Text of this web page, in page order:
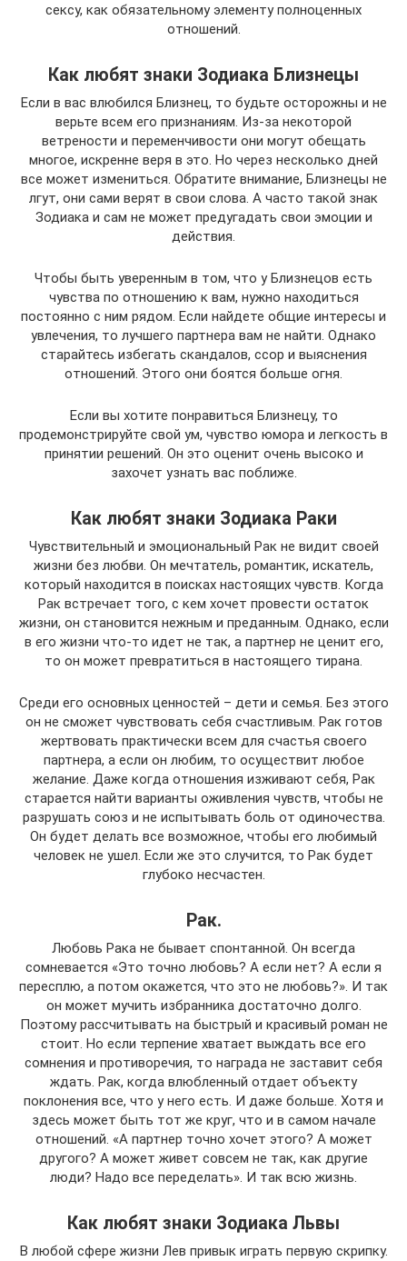
сексу, как обязательному элементу полноценных
отношений.
Как любят знаки Зодиака Близнецы
Если в вас влюбился Близнец, то будьте осторожны и не
верьте всем его признаниям. Из-за некоторой
ветрености и переменчивости они могут обещать
многое, искренне веря в это. Но через несколько дней
все может измениться. Обратите внимание, Близнецы не
лгут, они сами верят в свои слова. А часто такой знак
Зодиака и сам не может предугадать свои эмоции и
действия.
Чтобы быть уверенным в том, что у Близнецов есть
чувства по отношению к вам, нужно находиться
постоянно с ним рядом. Если найдете общие интересы и
увлечения, то лучшего партнера вам не найти. Однако
старайтесь избегать скандалов, ссор и выяснения
отношений. Этого они боятся больше огня.
Если вы хотите понравиться Близнецу, то
продемонстрируйте свой ум, чувство юмора и легкость в
принятии решений. Он это оценит очень высоко и
захочет узнать вас поближе.
Как любят знаки Зодиака Раки
Чувствительный и эмоциональный Рак не видит своей
жизни без любви. Он мечтатель, романтик, искатель,
который находится в поисках настоящих чувств. Когда
Рак встречает того, с кем хочет провести остаток
жизни, он становится нежным и преданным. Однако, если
в его жизни что-то идет не так, а партнер не ценит его,
то он может превратиться в настоящего тирана.
Среди его основных ценностей – дети и семья. Без этого
он не сможет чувствовать себя счастливым. Рак готов
жертвовать практически всем для счастья своего
партнера, а если он любим, то осуществит любое
желание. Даже когда отношения изживают себя, Рак
старается найти варианты оживления чувств, чтобы не
разрушать союз и не испытывать боль от одиночества.
Он будет делать все возможное, чтобы его любимый
человек не ушел. Если же это случится, то Рак будет
глубоко несчастен.
Рак.
Любовь Рака не бывает спонтанной. Он всегда
сомневается «Это точно любовь? А если нет? А если я
пересплю, а потом окажется, что это не любовь?». И так
он может мучить избранника достаточно долго.
Поэтому рассчитывать на быстрый и красивый роман не
стоит. Но если терпение хватает выждать все его
сомнения и противоречия, то награда не заставит себя
ждать. Рак, когда влюбленный отдает объекту
поклонения все, что у него есть. И даже больше. Хотя и
здесь может быть тот же круг, что и в самом начале
отношений. «А партнер точно хочет этого? А может
другого? А может живет совсем не так, как другие
люди? Надо все переделать». И так всю жизнь.
Как любят знаки Зодиака Львы
В любой сфере жизни Лев привык играть первую скрипку.